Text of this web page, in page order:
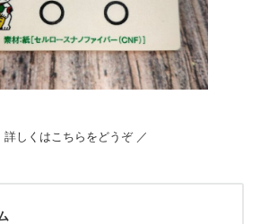
詳しくはこちらをどうぞ ／